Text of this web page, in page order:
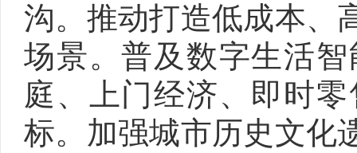
沟。推动打造低成本、
场景。普及数字生活
庭、上门经济、即时
标。加强城市历史文化